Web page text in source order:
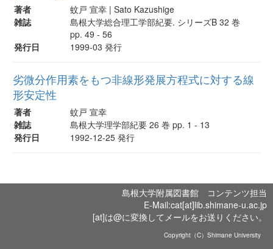
著者
蚊戸 宣幸 | Sato Kazushige
雑誌
島根大学総合理工学部紀要. シリーズB 32 巻
pp. 49 - 56
発行日
1999-03 発行
劣微分作用素をもつ非線形発展方程式に対する線
形安定性
著者
蚊戸 宣幸
雑誌
島根大学理学部紀要 26 巻 pp. 1 - 13
発行日
1992-12-25 発行
島根大学附属図書館 コンテンツ担当
E-Mail:cat[at]lib.shimane-u.ac.jp
[at]は@に変換してメールをお送りください。
Copyright（C）Shimane University